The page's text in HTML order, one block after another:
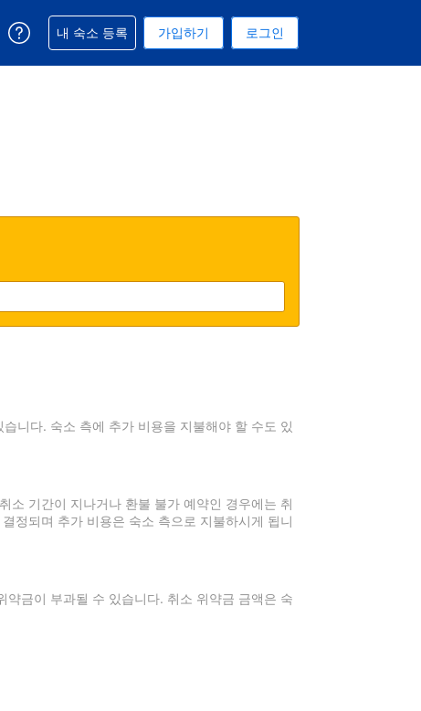
선택된 통화는 미국 달러입니다
택. 현재 선택된 언어는 한국어입니다
예약과 관련해 도움을 받으실 수 있습니다
내 숙소 등록 가입하기 로그인
니다. 숙소 측에 추가 비용을 지불해야 할 수도 있
소 기간이 지나거나 환불 불가 예약인 경우에는 취
정되며 추가 비용은 숙소 측으로 지불하시게 됩니
금이 부과될 수 있습니다. 취소 위약금 금액은 숙